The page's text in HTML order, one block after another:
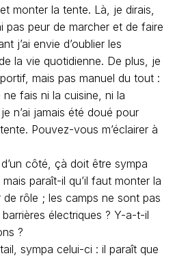
monter la tente. Là, je dirais,
pas peur de marcher et de faire
j’ai envie d’oublier les
la vie quotidienne. De plus, je
mais pas manuel du tout :
fais ni la cuisine, ni la
n’ai jamais été doué pour
Pouvez-vous m’éclairer à
côté, çà doit être sympa
mais paraît-il qu’il faut monter la
de rôle ; les camps ne sont pas
électriques ? Y-a-t-il
?
sympa celui-ci : il paraît que